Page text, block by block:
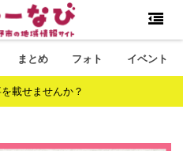
まとめ フォト イベント
載せませんか？